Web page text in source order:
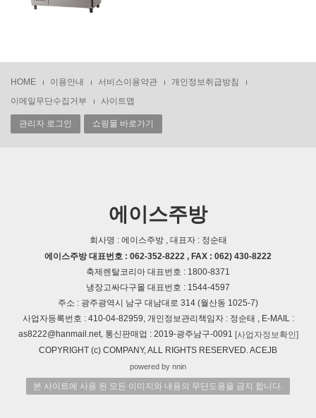
HOME 이용안내 서비스이용약관
개인정보취급방침
이메일무단수집거부
사이트맵
관리자 로그인 쇼핑몰 바로가기
에이스주방
회사명 : 에이스주방 , 대표자 : 정순태
에이스주방 대표번호 : 062-352-8222 , FAX : 062) 430-8222
축제렌탈코리아 대표번호 : 1800-8371
냉장고싸다구몰 대표번호 : 1544-4597
주소 : 광주광역시 남구 대남대로 314 (월산동 1025-7)
사업자등록번호 : 410-04-82959, 개인정보관리책임자 : 정순태 , E-MAIL :
as8222@hanmail.net, 통신판매업 : 2019-광주남구-0091 [사업자정보확인]
COPYRIGHT (c) COMPANY, ALL RIGHTS RESERVED. ACEJB
powered by nnin
본 사이트에 사용 된 모든 이미지와 내용의 무단도용을 금지 합니다.